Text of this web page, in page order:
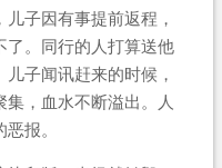
子因有事提前返程，
了。同行的人打算送他
子闻讯赶来的时候，
，血水不断溢出。人
报。